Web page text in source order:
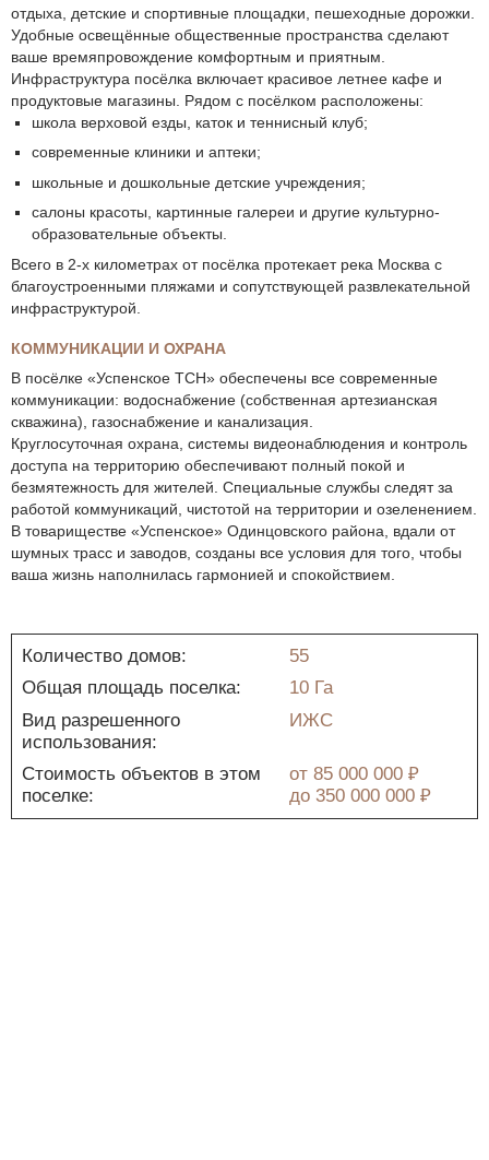
отдыха, детские и спортивные площадки, пешеходные дорожки.
Удобные освещённые общественные пространства сделают
ваше времяпровождение комфортным и приятным.
Инфраструктура посёлка включает красивое летнее кафе и
продуктовые магазины. Рядом с посёлком расположены:
школа верховой езды, каток и теннисный клуб;
современные клиники и аптеки;
школьные и дошкольные детские учреждения;
салоны красоты, картинные галереи и другие культурно-
образовательные объекты.
Всего в 2-х километрах от посёлка протекает река Москва с
благоустроенными пляжами и сопутствующей развлекательной
инфраструктурой.
КОММУНИКАЦИИ И ОХРАНА
В посёлке «Успенское ТСН» обеспечены все современные
коммуникации: водоснабжение (собственная артезианская
скважина), газоснабжение и канализация.
Круглосуточная охрана, системы видеонаблюдения и контроль
доступа на территорию обеспечивают полный покой и
безмятежность для жителей. Специальные службы следят за
работой коммуникаций, чистотой на территории и озеленением.
В товариществе «Успенское» Одинцовского района, вдали от
шумных трасс и заводов, созданы все условия для того, чтобы
ваша жизнь наполнилась гармонией и спокойствием.
Количество домов:
55
Общая площадь поселка:
10 Га
Вид разрешенного
использования:
ИЖС
Стоимость объектов в этом
поселке:
от 85 000 000 ₽
до 350 000 000 ₽